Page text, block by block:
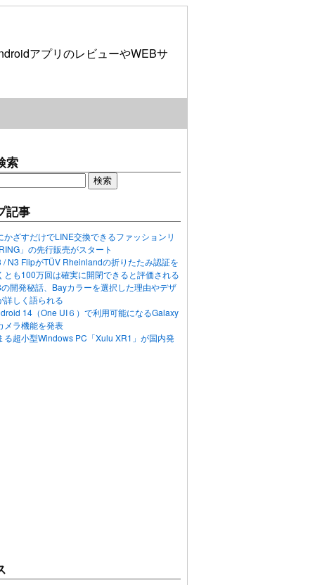
アプリのレビューやWEBサ
索
記事
かざすだけでLINE交換できるファッションリ
」の先行販売がスタート
/ N3 FlipがTÜV Rheinlandの折りたたみ認証を
とも100万回は確実に開閉できると評価される
開発秘話、Bayカラーを選択した理由やデザ
詳しく語られる
14（One UI６）で利用可能になるGalaxy
メラ機能を発表
る超小型Windows PC「Xulu XR1」が国内発